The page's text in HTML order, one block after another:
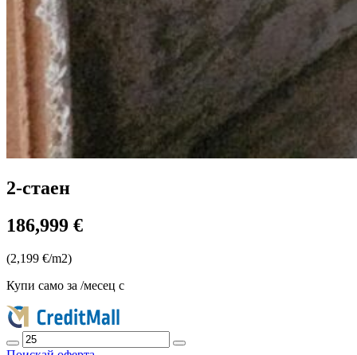
2-стаен
186,999 €
(2,199 €/m2)
Купи само за /месец с